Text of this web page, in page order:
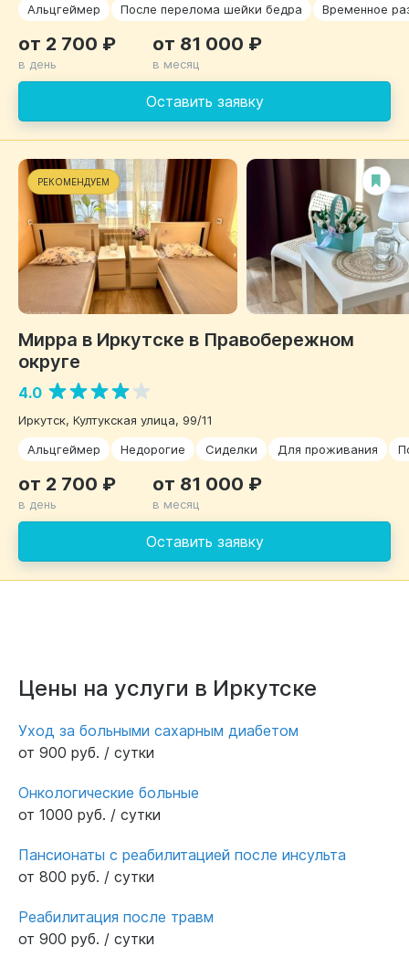
Альцгеймер
После перелома шейки бедра Временное
Оставить заявку
от 2 700 ₽
в день
от 81 000 ₽
в месяц
РЕКОМЕНДУЕМ
Мирра в Иркутске в Правобережном
округе
4.0
Иркутск, Култукская улица, 99/11
Альцгеймер
Недорогие Сиделки Для проживания
Оставить заявку
от 2 700 ₽
в день
от 81 000 ₽
в месяц
Цены на услуги в Иркутске
Уход за больными сахарным диабетом
от 900 руб. / сутки
Онкологические больные
от 1000 руб. / сутки
Пансионаты с реабилитацией после инсульта
от 800 руб. / сутки
Реабилитация после травм
от 900 руб. / сутки